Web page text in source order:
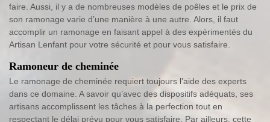
faire. Aussi, il y a de nombreuses modèles de poêles et le prix de
son ramonage varie d’une manière à une autre. Alors, il faut
accomplir un ramonage en faisant appel à des expérimentés du
Artisan Lenfant pour votre sécurité et pour vous satisfaire.
Ramoneur de cheminée
Le ramonage de cheminée requiert toujours l’aide des experts
dans ce domaine. A savoir qu’avec des dispositifs adéquats, ses
artisans accomplissent les tâches à la perfection tout en
respectant le délai prévu pour vous satisfaire. Par ailleurs, cette